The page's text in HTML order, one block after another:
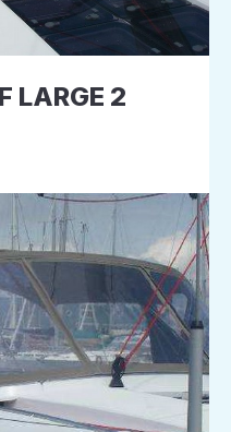
LARGE 2